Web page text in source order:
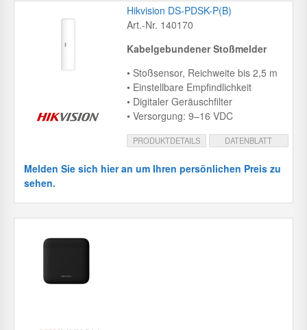
Hikvision DS-PDSK-P(B)
Art.-Nr. 140170
Kabelgebundener Stoßmelder
• Stoßsensor, Reichweite bis 2,5 m
• Einstellbare Empfindlichkeit
• Digitaler Geräuschfilter
• Versorgung: 9–16 VDC
PRODUKTDETAILS DATENBLATT
Melden Sie sich hier an um Ihren persönlichen Preis zu
sehen.